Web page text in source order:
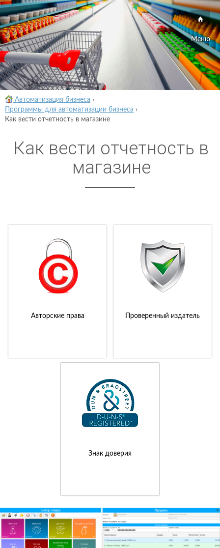
Меню
Автоматизация бизнеса ›
Программы для автоматизации бизнеса ›
Как вести отчетность в магазине
Как вести отчетность в
магазине
Авторские права Проверенный издатель
Знак доверия